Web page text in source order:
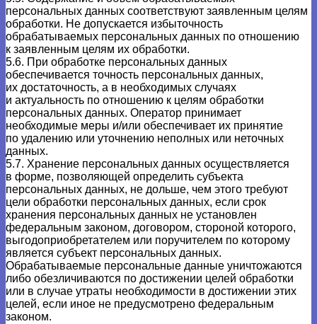
персональных данных соответствуют заявленным целям
обработки. Не допускается избыточность
обрабатываемых персональных данных по отношению
к заявленным целям их обработки.
5.6. При обработке персональных данных
обеспечивается точность персональных данных,
их достаточность, а в необходимых случаях
и актуальность по отношению к целям обработки
персональных данных. Оператор принимает
необходимые меры и/или обеспечивает их принятие
по удалению или уточнению неполных или неточных
данных.
5.7. Хранение персональных данных осуществляется
в форме, позволяющей определить субъекта
персональных данных, не дольше, чем этого требуют
цели обработки персональных данных, если срок
хранения персональных данных не установлен
федеральным законом, договором, стороной которого,
выгодоприобретателем или поручителем по которому
является субъект персональных данных.
Обрабатываемые персональные данные уничтожаются
либо обезличиваются по достижении целей обработки
или в случае утраты необходимости в достижении этих
целей, если иное не предусмотрено федеральным
законом.